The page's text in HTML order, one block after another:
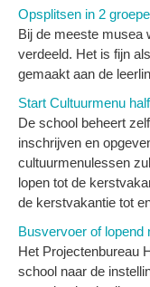
Opsplitsen in 2
Bij de meeste musea
verdeeld. Het is fijn
gemaakt aan de
Start Cultuurmenu
De school beheert
inschrijven en
cultuurmenulessen
lopen tot de
de kerstvakantie tot
Busvervoer of lopend
Het Projectenbureau
school naar de